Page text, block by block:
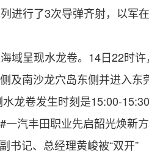
行了3次导弹齐射，以军
呈现水龙卷。14日22时
及南沙龙穴岛东侧并进入
龙卷发生时刻是15:00-15:30
汽丰田职业先启韶光焕新
记、总经理黄峻被“双开”